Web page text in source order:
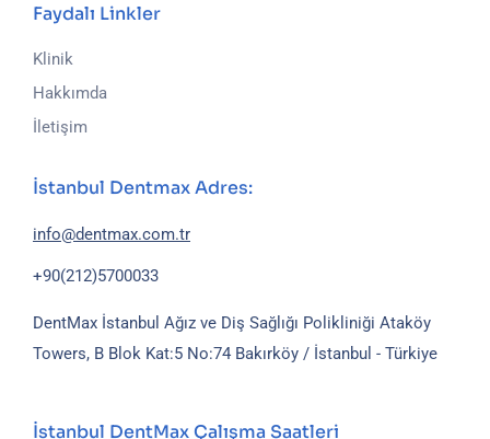
Faydalı Linkler
Klinik
Hakkımda
İletişim
İstanbul Dentmax Adres:
DentMax İstanbul Ağız ve Diş Sağlığı Polikliniği Ataköy
Towers, B Blok Kat:5 No:74 Bakırköy / İstanbul - Türkiye
+90(212)5700033
info@dentmax.com.tr
İstanbul DentMax Çalışma Saatleri